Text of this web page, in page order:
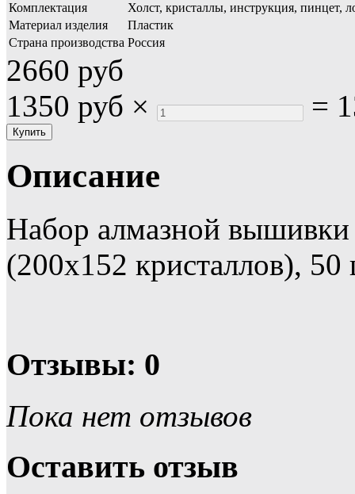
Комплектация
Холст, кристаллы, инструкция, пинцет,
Материал изделия
Пластик
Страна производства Россия
2660 руб
1350 руб × =
Описание
Набор алмазной
(200х152 кристаллов), 50
Отзывы: 0
Пока нет отзывов
Оставить отзыв